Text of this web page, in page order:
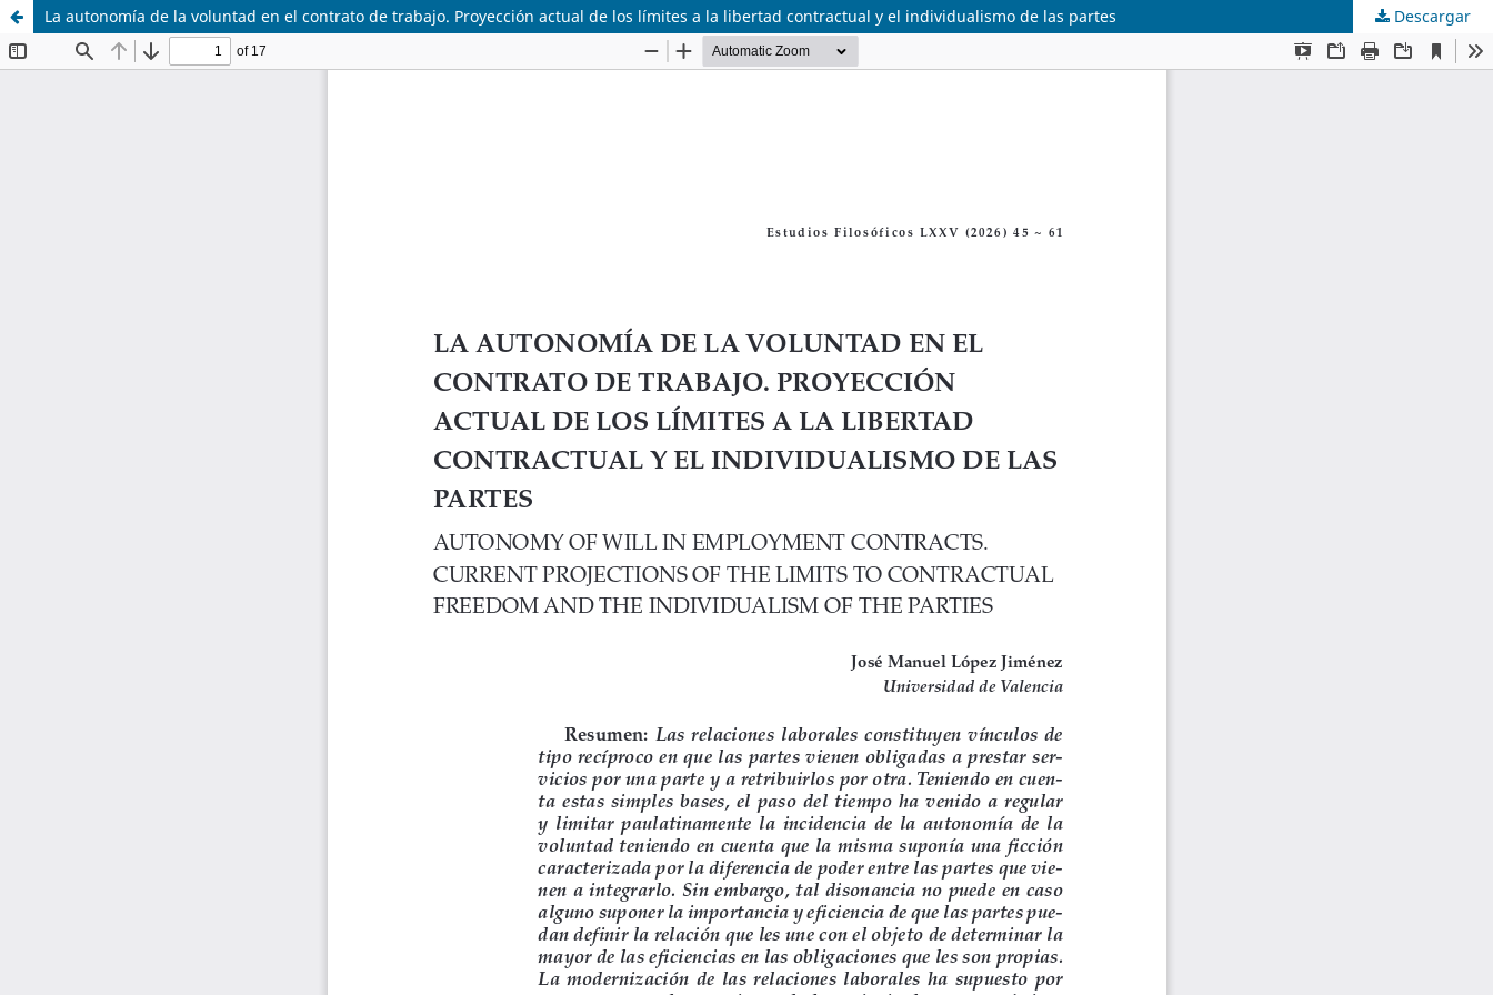
La autonomía de la voluntad en el contrato de trabajo. Proyección actual de los límites a la libertad contractual y el individualismo de las partes Descargar